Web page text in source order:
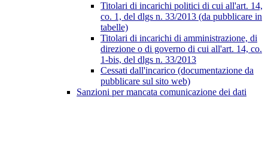
Titolari di incarichi politici di cui all'art. 14,
co. 1, del dlgs n. 33/2013 (da pubblicare in
tabelle)
Titolari di incarichi di amministrazione, di
direzione o di governo di cui all'art. 14, co.
1-bis, del dlgs n. 33/2013
Cessati dall'incarico (documentazione da
pubblicare sul sito web)
Sanzioni per mancata comunicazione dei dati